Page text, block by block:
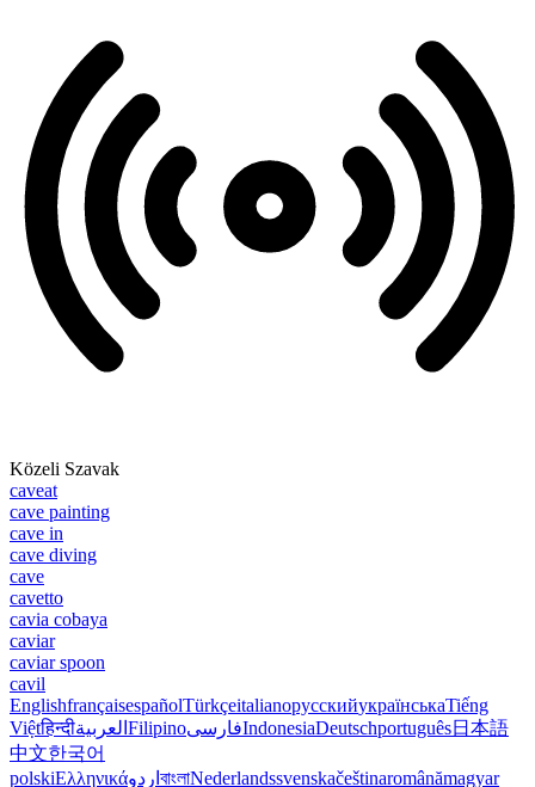
Közeli Szavak
caveat
cave painting
cave in
cave diving
cave
cavetto
cavia cobaya
caviar
caviar spoon
cavil
EnglishfrançaisespañolTürkçeitalianoрусскийукраїнськаTiếng
Việtहिन्दीالعربية FilipinoفارسیIndonesiaDeutschportuguês日本語
中文한국어
polskiΕλληνικάاردو বাংলাNederlandssvenskačeštinaromânămagyar